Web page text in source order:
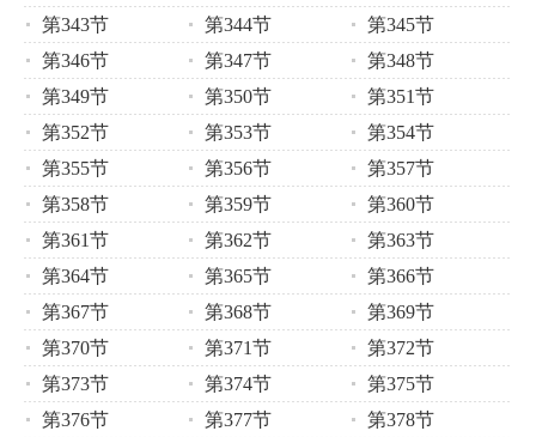
第343节
第344节
第345节
第346节
第347节
第348节
第349节
第350节
第351节
第352节
第353节
第354节
第355节
第356节
第357节
第358节
第359节
第360节
第361节
第362节
第363节
第364节
第365节
第366节
第367节
第368节
第369节
第370节
第371节
第372节
第373节
第374节
第375节
第376节
第377节
第378节